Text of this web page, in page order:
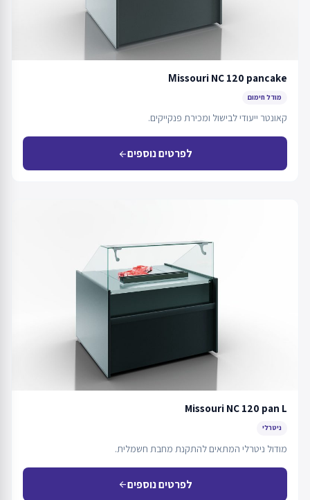
Мissouri NC 120 pancake
מודל חימום
קאונטר ייעודי לבישול ומכירת פנקייקים.
לפרטים נוספיםarrow_back
Missouri NC 120 pan L
ניטרלי
מודול ניטרלי המתאים להתקנת מחבת חשמלית.
לפרטים נוספיםarrow_back